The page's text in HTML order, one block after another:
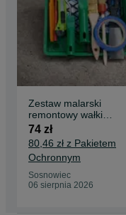
Zestaw malarski
remontowy wałki
pędzle akcesoria
74 zł
80,46 zł z Pakietem
Ochronnym
Sosnowiec
06 sierpnia 2026